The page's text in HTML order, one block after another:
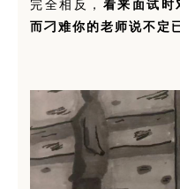
完全相反， 看来面试时
而刁难你的老师说不定